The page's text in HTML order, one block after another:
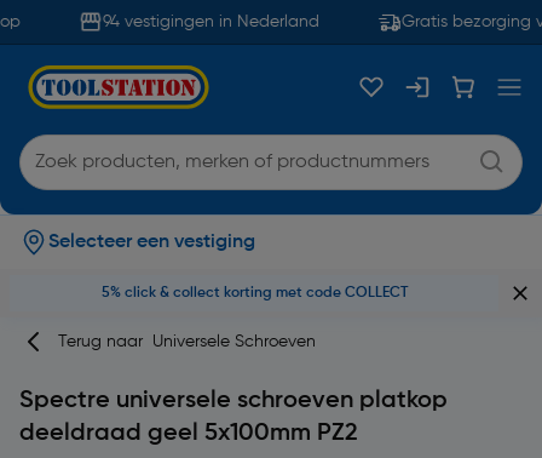
94 vestigingen in Nederland Gratis bezorging
Selecteer een vestiging
5% click & collect korting met code COLLECT
Terug naar Universele Schroeven
Spectre universele schroeven platkop
deeldraad geel 5x100mm PZ2